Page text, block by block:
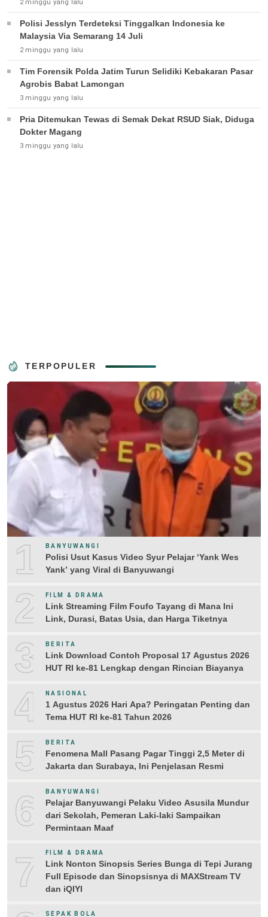
2 minggu yang lalu
Polisi Jesslyn Terdeteksi Tinggalkan Indonesia ke
Malaysia Via Semarang 14 Juli
2 minggu yang lalu
Tim Forensik Polda Jatim Turun Selidiki Kebakaran Pasar
Agrobis Babat Lamongan
3 minggu yang lalu
Pria Ditemukan Tewas di Semak Dekat RSUD Siak, Diduga
Dokter Magang
3 minggu yang lalu
TERPOPULER
1 BANYUWANGI
Polisi Usut Kasus Video Syur Pelajar ‘Yank Wes
Yank’ yang Viral di Banyuwangi
2 FILM & DRAMA
Link Streaming Film Foufo Tayang di Mana Ini
Link, Durasi, Batas Usia, dan Harga Tiketnya
3 BERITA
Link Download Contoh Proposal 17 Agustus 2026
HUT RI ke-81 Lengkap dengan Rincian Biayanya
4 NASIONAL
1 Agustus 2026 Hari Apa? Peringatan Penting dan
Tema HUT RI ke-81 Tahun 2026
5 BERITA
Fenomena Mall Pasang Pagar Tinggi 2,5 Meter di
Jakarta dan Surabaya, Ini Penjelasan Resmi
6 BANYUWANGI
Pelajar Banyuwangi Pelaku Video Asusila Mundur
dari Sekolah, Pemeran Laki-laki Sampaikan
Permintaan Maaf
7 FILM & DRAMA
Link Nonton Sinopsis Series Bunga di Tepi Jurang
Full Episode dan Sinopsisnya di MAXStream TV
dan iQIYI
SEPAK BOLA